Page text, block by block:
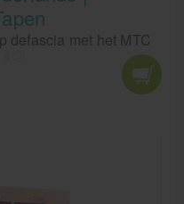
defascia met het MTC
inzichten vanuit